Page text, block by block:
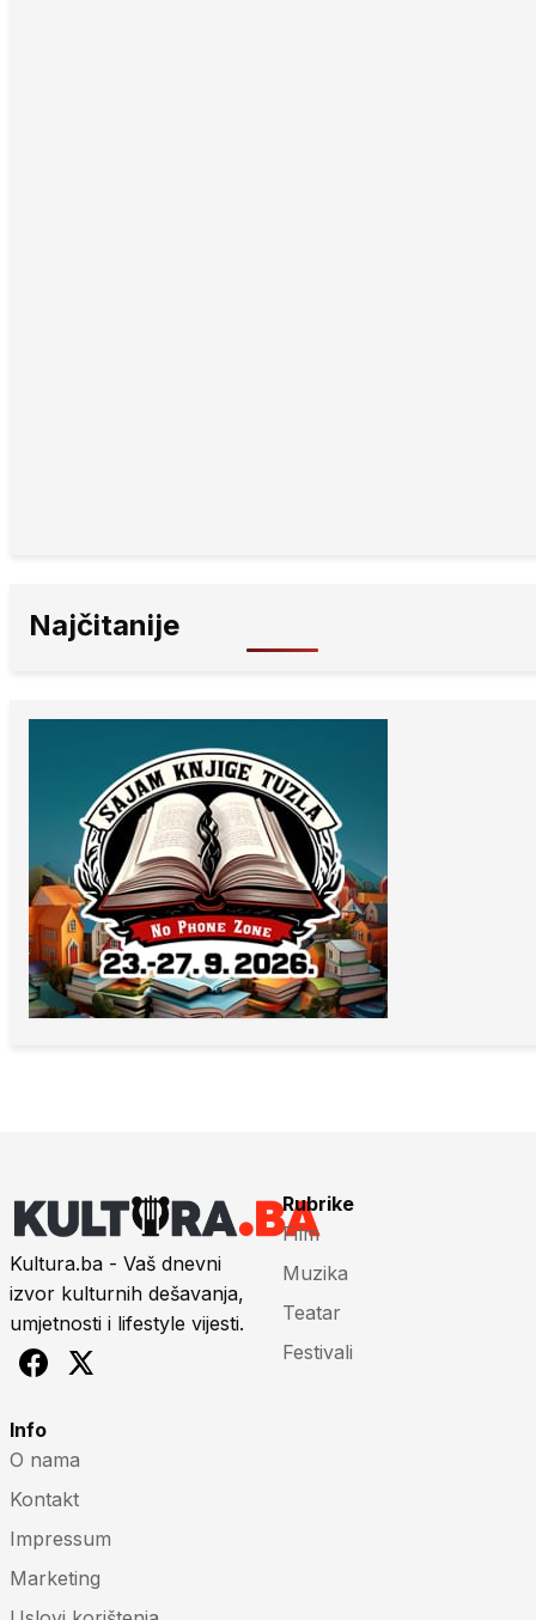
Najčitanije
Kultura.ba - Vaš dnevni
izvor kulturnih dešavanja,
umjetnosti i lifestyle vijesti.
Rubrike
Film
Muzika
Teatar
Festivali
Info
O nama
Kontakt
Impressum
Marketing